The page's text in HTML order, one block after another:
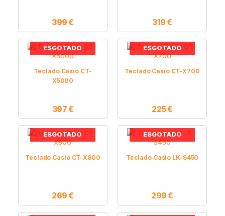
399€ 319€
ESGOTADO
Teclado Casio CT-
X5000
397€
ESGOTADO
Teclado Casio CT-X700
225€
ESGOTADO
Teclado Casio CT-X800
269€
ESGOTADO
Teclado Casio LK-S450
299€